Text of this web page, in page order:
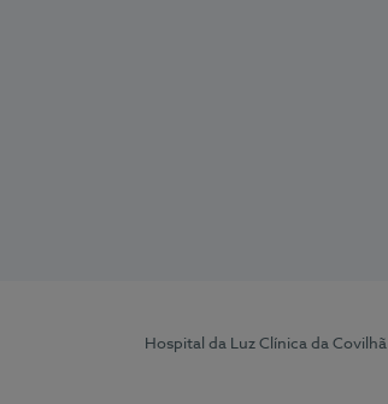
Hospital da Luz Clínica da Covilhã